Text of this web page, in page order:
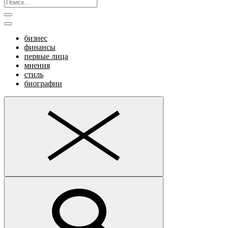
бизнес
финансы
первые лица
мнения
стиль
биографии